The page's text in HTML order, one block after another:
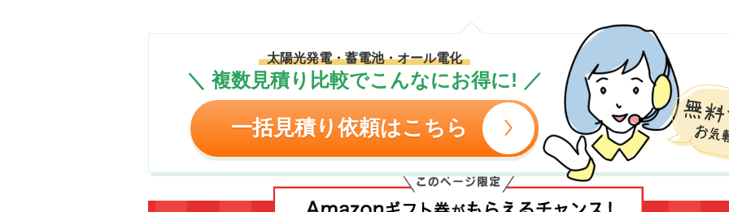
太陽光発電・蓄電池・オール電化
＼ 複数見積り比較でこんなにお得に! ／
一括見積り依頼はこちら